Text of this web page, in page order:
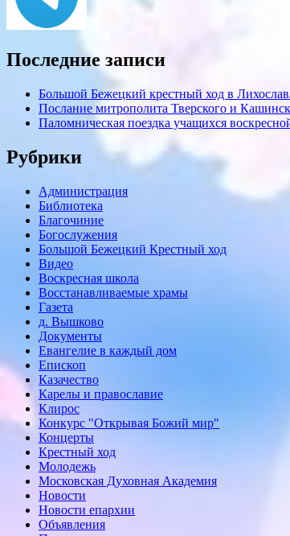
Последние записи
Большой Бежецкий крестный ход в
Послание митрополита Тверского и
Паломническая поездка учащихся
Рубрики
Администрация
Библиотека
Благочиние
Богослужения
Большой Бежецкий Крестный ход
Видео
Воскресная школа
Восстанавливаемые храмы
Газета
д. Вышково
Документы
Евангелие в каждый дом
Епископ
Казачество
Карелы и православие
Клирос
Конкурс "Открывая Божий мир"
Концерты
Крестный ход
Молодежь
Московская Духовная Академия
Новости
Новости епархии
Объявления